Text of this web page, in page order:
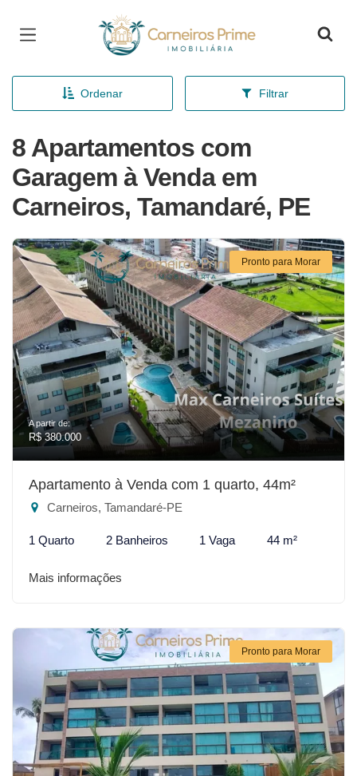
Página inicial
Ordenar Filtrar
8 Apartamentos com
Garagem à Venda em
Carneiros, Tamandaré, PE
Pronto para Morar
A partir de:
R$ 380.000
Apartamento à Venda com 1 quarto, 44m²
Carneiros, Tamandaré-PE
1 Quarto 2 Banheiros 1 Vaga 44 m²
Mais informações
Pronto para Morar